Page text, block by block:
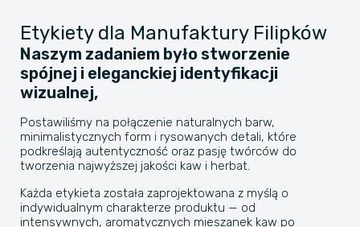
Etykiety dla Manufaktury Filipków
Naszym zadaniem było stworzenie
spójnej i eleganckiej identyfikacji
wizualnej,
Postawiliśmy na połączenie naturalnych barw,
minimalistycznych form i rysowanych detali, które
podkreślają autentyczność oraz pasję twórców do
tworzenia najwyższej jakości kaw i herbat.
Każda etykieta została zaprojektowana z myślą o
indywidualnym charakterze produktu — od
intensywnych, aromatycznych mieszanek kaw po